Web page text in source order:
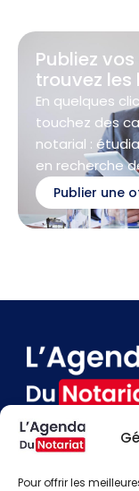
Pour offrir les
Publiez
trouvez les
En quelques
touchez des
notarial :
en recherche
Publier une
Contact